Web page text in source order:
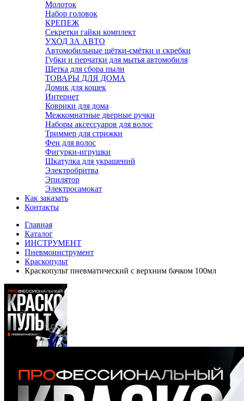
Молоток
Набор головок
КРЕПЕЖ
Секретки гайки комплект
УХОД ЗА АВТО
Автомобильные щётки-смётки и скребки
Губки и перчатки для мытья автомобиля
Щетка для сбора пыли
ТОВАРЫ ДЛЯ ДОМА
Домик для кошек
Интернет
Коврики для дома
Межкомнатные дверные ручки
Наборы аксессуаров для волос
Триммер для стрижки
Фен для волос
Фигурки-игрушки
Шкатулка для украшений
Электробритва
Эпилятор
Электросамокат
Как заказать
Контакты
Главная
Каталог
ИНСТРУМЕНТ
Пневмоинструмент
Краскопульт
Краскопульт пневматический с верхним бачком 100мл